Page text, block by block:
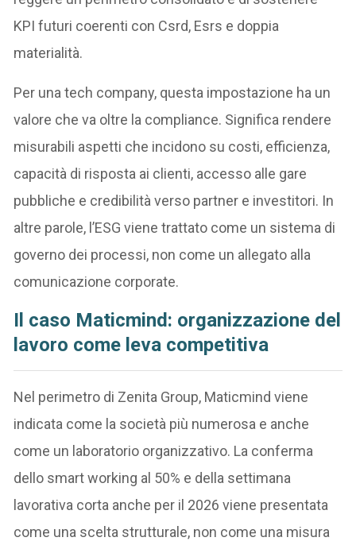
KPI futuri coerenti con Csrd, Esrs e doppia
materialità.
Per una tech company, questa impostazione ha un
valore che va oltre la compliance. Significa rendere
misurabili aspetti che incidono su costi, efficienza,
capacità di risposta ai clienti, accesso alle gare
pubbliche e credibilità verso partner e investitori. In
altre parole, l’ESG viene trattato come un sistema di
governo dei processi, non come un allegato alla
comunicazione corporate.
Il caso Maticmind: organizzazione del
lavoro come leva competitiva
Nel perimetro di Zenita Group, Maticmind viene
indicata come la società più numerosa e anche
come un laboratorio organizzativo. La conferma
dello smart working al 50% e della settimana
lavorativa corta anche per il 2026 viene presentata
come una scelta strutturale, non come una misura